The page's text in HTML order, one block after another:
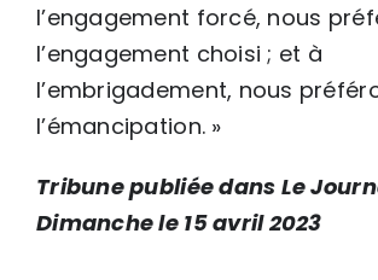
l’engagement forcé, nous
l’engagement choisi ; et à
l’embrigadement, nous
l’émancipation. »
Tribune publiée dans Le
Dimanche le 15 avril 2023